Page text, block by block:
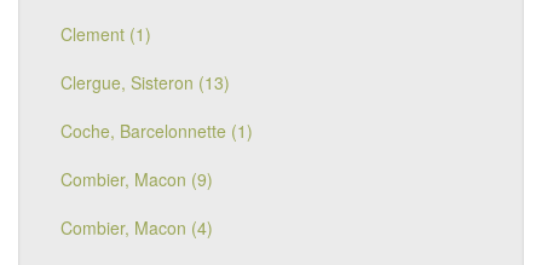
Clement (1)
Clergue, Sisteron (13)
Coche, Barcelonnette (1)
Combier, Macon (9)
Combier, Macon (4)